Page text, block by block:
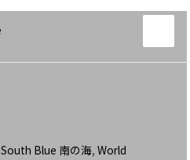
Main
South Blue 南の海, World